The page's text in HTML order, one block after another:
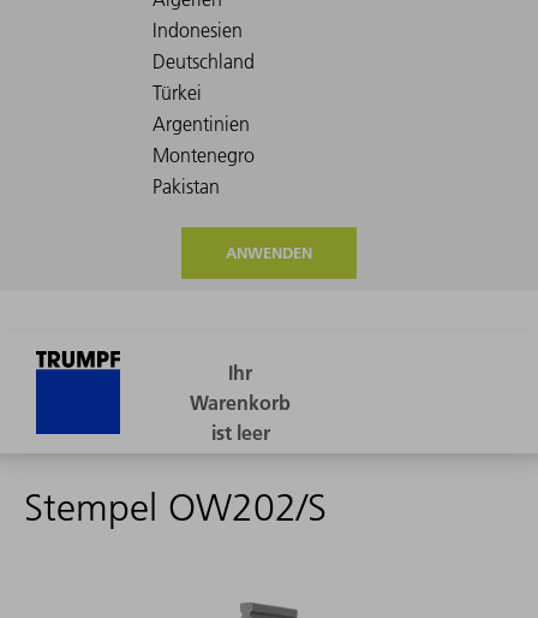
ANWENDEN
Stempel OW202/S